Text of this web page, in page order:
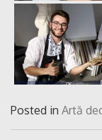
Posted in Artă